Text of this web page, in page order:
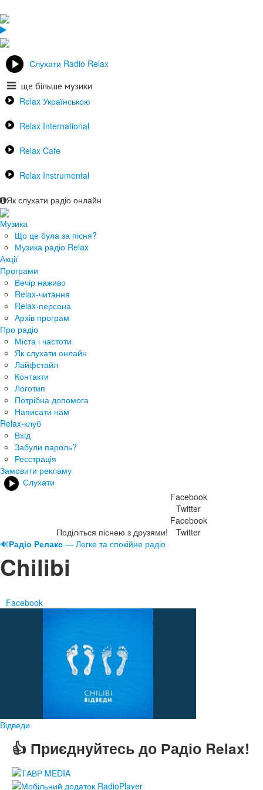
Слухати Radio Relax
ще більше музики
Relax Українською
Relax International
Relax Cafe
Relax Instrumental
Як слухати радіо онлайн
Музика
Що це була за пісня?
Музика радіо Relax
Акції
Програми
Вечір наживо
Relax-читання
Relax-персона
Архів програм
Про радіо
Міста і частоти
Як слухати онлайн
Лайфстайл
Контакти
Логотип
Потрібна допомога
Написати нам
Relax-клуб
Вхід
Забули пароль?
Реєстрація
Замовити рекламу
Слухати
Поділіться піснею з друзями!
Facebook
Twitter
Facebook
Twitter
🔊Радіо Релакс — Легке та спокійне радіо
Chilibi
Facebook
Відведи
👍 Приєднуйтесь до Радіо Relax!